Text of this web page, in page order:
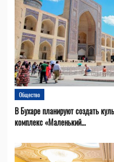
Общество
В Бухаре планируют создать
комплекс «Маленький...